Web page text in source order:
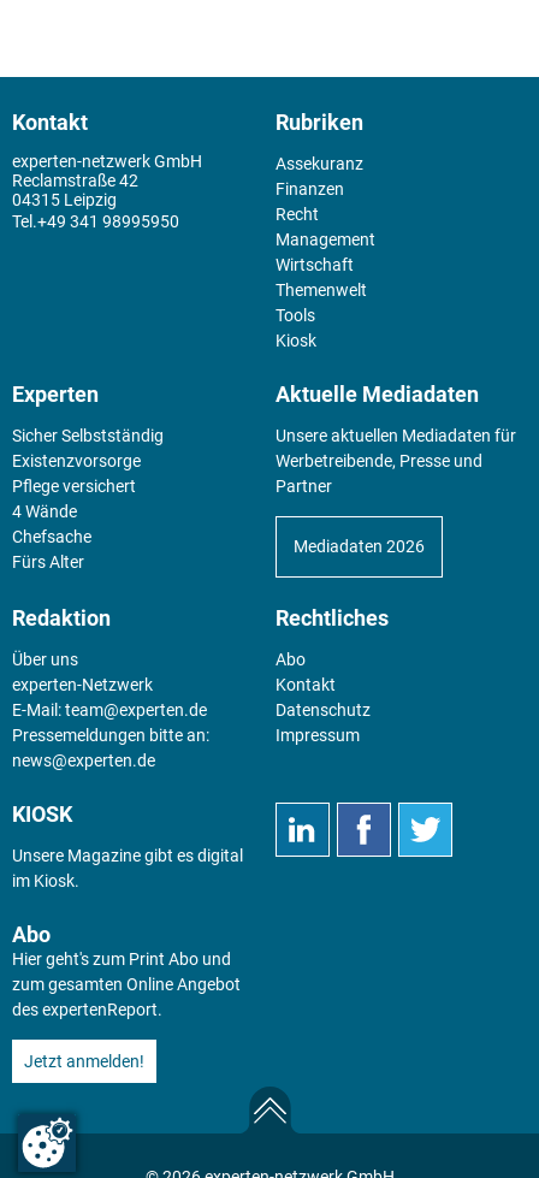
Kontakt
experten-netzwerk GmbH
Reclamstraße 42
04315 Leipzig
+49 341 98995950
Rubriken
Assekuranz
Finanzen
Recht
Management
Wirtschaft
Themenwelt
Tools
Kiosk
Experten
Sicher Selbstständig
Existenz­vorsorge
Pflege versichert
4 Wände
Chefsache
Fürs Alter
Aktuelle Mediadaten
Unsere aktuellen Mediadaten für
Werbetreibende, Presse und
Partner
Mediadaten 2026
Redaktion
Über uns
experten-Netzwerk
E-Mail:team@experten.de
Pressemeldungen bitte an:
news@experten.de
Rechtliches
Abo
Kontakt
Datenschutz
Impressum
KIOSK
Unsere Magazine gibt es digital
im Kiosk.
Abo
Hier geht's zum Print Abo und
zum gesamten Online Angebot
des expertenReport.
Jetzt anmelden!